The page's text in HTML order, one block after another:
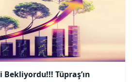
Bekliyordu!!! Tüpraş’ın